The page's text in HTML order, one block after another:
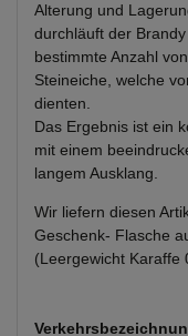
Alterung und
durchläuft der
bestimmte Anzahl
Steineiche, welche
dienten.
Das Ergebnis ist ein
mit einem
langem Ausklang.
Wir liefern diesen
Geschenk- Flasche
(Leergewicht Karaffe